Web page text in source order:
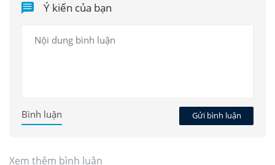
Ý kiến của bạn
Gửi bình luận
Bình luận
Xem thêm bình luận